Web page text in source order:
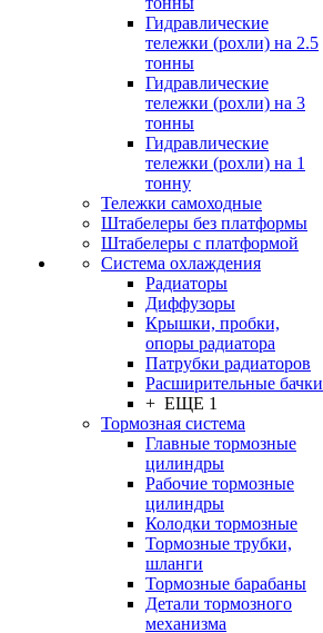
Гидравлические
тележки (рохли) на 2.5
тонны
Гидравлические
тележки (рохли) на 3
тонны
Гидравлические
тележки (рохли) на 1
тонну
Тележки самоходные
Штабелеры без платформы
Штабелеры с платформой
Система охлаждения
Радиаторы
Диффузоры
Крышки, пробки,
опоры радиатора
Патрубки радиаторов
Расширительные бачки
+ ЕЩЕ 1
Тормозная система
Главные тормозные
цилиндры
Рабочие тормозные
цилиндры
Колодки тормозные
Тормозные трубки,
шланги
Тормозные барабаны
Детали тормозного
механизма